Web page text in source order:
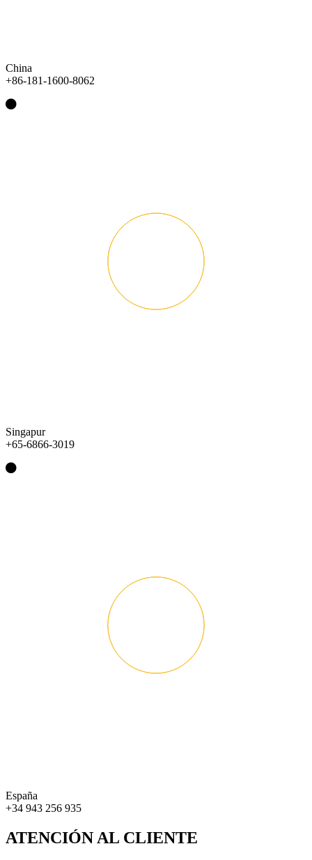
China
+86-181-1600-8062
Singapur
+65-6866-3019
España
+34 943 256 935
ATENCIÓN AL CLIENTE